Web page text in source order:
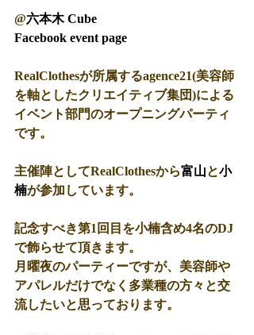
@六本木 Cube
Facebook event page
RealClothesが所属するagence21(美容師
を軸としたクリエイティブ集団)による
イベント部門のオープニングパーティ
です。
主催陣としてRealClothesから富山と小
楠が参加しています。
記念すべき第1回目を小楠含め4名のDJ
で飾らせて頂きます。
月曜夜のパーティーですが、美容師や
アパレルだけでなく多業種の方々と交
流したいと思っております。